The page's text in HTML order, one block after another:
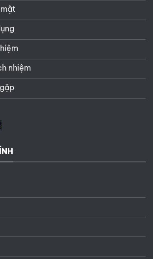
nhiệm